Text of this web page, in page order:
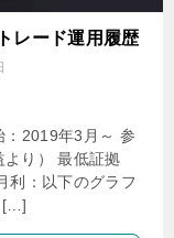
レード運用履歴
：2019年3月～ 参
り） 最低証拠
利：以下のグラフ
[…]